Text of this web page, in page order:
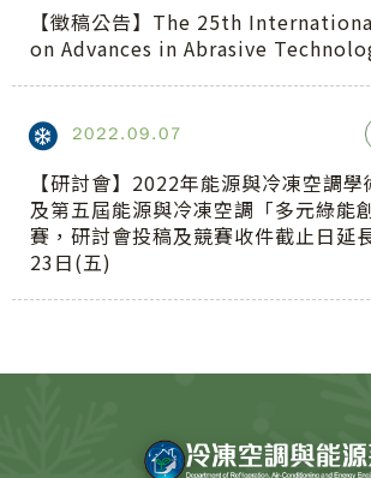
【徵稿公告】The 25th
on Advances in Abrasive
2022.09.07
【研討會】2022年能源與冷凍空調
及第五屆能源與冷凍空調「多元綠能
賽，研討會投稿及競賽收件截止日延
23日(五)